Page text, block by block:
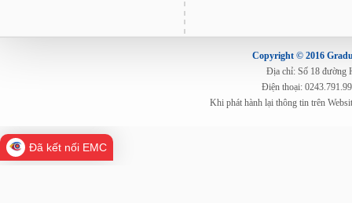
Copyright © 2016
Địa chỉ: Số 18 đường
Điện thoại:
Khi phát hành lại thông tin trên
Đã kết nối EMC